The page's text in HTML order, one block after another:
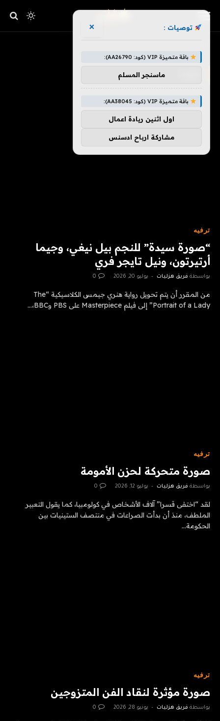
ترفيه
“صورة سيدة” للنجم بيل نيغي، وجيما
أرتيرتون، ونيل تايجر فري
بواسطة فريق هزليات يوليو 20, 2026 0
من المقرر أن يتم تحويل رواية هنري جيمس الكلاسيكية “The
Portrait of a Lady” إلى فيلم Masterpiece على PBS وBBC،…
ترفيه
صورة متحركة لحزن الأمومة
بواسطة فريق هزليات يوليو 12, 2026 0
لقد “اختفى قسرا” آلاف الأشخاص في كولومبيا، كما يقول التعبير
الملطف، منذ أن بدأت الصراعات في منتصف الستينيات بين
الحكومة…
ترفيه
صورة مؤثرة لنقاد الفن المتزوجين
بواسطة فريق هزليات يونيو 28, 2026 0
توصيات : ×
باقة متميزة VIP (كود: AA26790):
ماسنجر المسلم
باقة متميزة VIP (كود: AA38045):
اول اثنين ريادة اعمال
مشاركة ارباح ادسنس